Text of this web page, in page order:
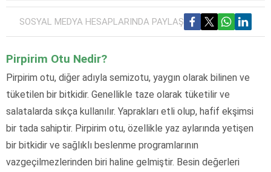
SOSYAL MEDYA HESAPLARINDA PAYLAŞ
Pirpirim Otu Nedir?
Pirpirim otu, diğer adıyla semizotu, yaygın olarak bilinen ve
tüketilen bir bitkidir. Genellikle taze olarak tüketilir ve
salatalarda sıkça kullanılır. Yaprakları etli olup, hafif ekşimsi
bir tada sahiptir. Pirpirim otu, özellikle yaz aylarında yetişen
bir bitkidir ve sağlıklı beslenme programlarının
vazgeçilmezlerinden biri haline gelmiştir. Besin değerleri